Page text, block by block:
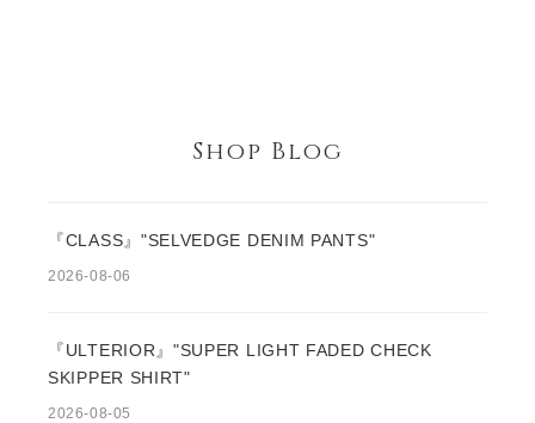
Shop Blog
『CLASS』"SELVEDGE DENIM PANTS"
2026-08-06
『ULTERIOR』"SUPER LIGHT FADED CHECK
SKIPPER SHIRT"
2026-08-05